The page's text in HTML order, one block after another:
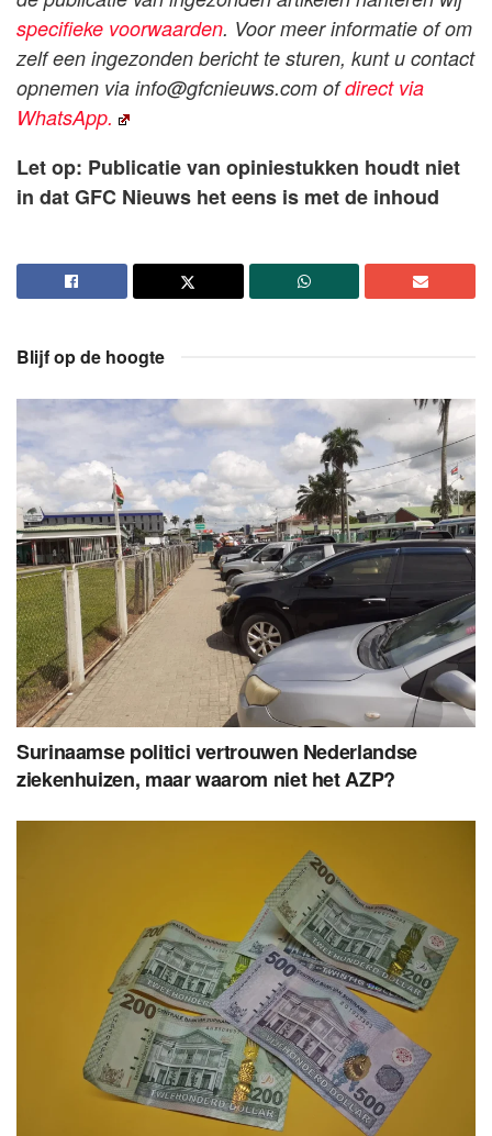
specifieke voorwaarden. Voor meer informatie of om
zelf een ingezonden bericht te sturen, kunt u contact
opnemen via info@gfcnieuws.com ofdirect via
WhatsApp.
Let op: Publicatie van opiniestukken houdt niet
in dat GFC Nieuws het eens is met de inhoud
Blijf op de hoogte
Surinaamse politici vertrouwen Nederlandse
ziekenhuizen, maar waarom niet het AZP?